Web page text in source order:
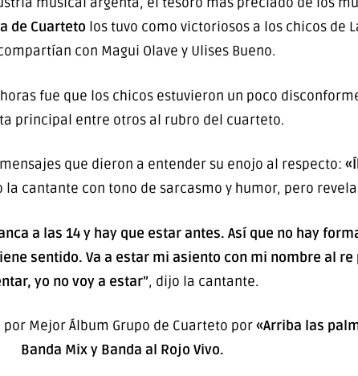
de Cuarteto los tuvo como victoriosos a los chicos de
con Magui Olave y Ulises Bueno.
fue que los chicos estuvieron un poco
principal entre otros al rubro del cuarteto.
que dieron a entender su enojo al respecto:
la cantante con tono de sarcasmo y humor, pero
a las 14 y hay que estar antes. Así que no hay
sentido. Va a estar mi asiento con mi nombre al
yo no voy a estar”, dijo la cantante.
por Mejor Álbum Grupo de Cuarteto por«Arriba las
Banda Mix y Banda al Rojo Vivo.